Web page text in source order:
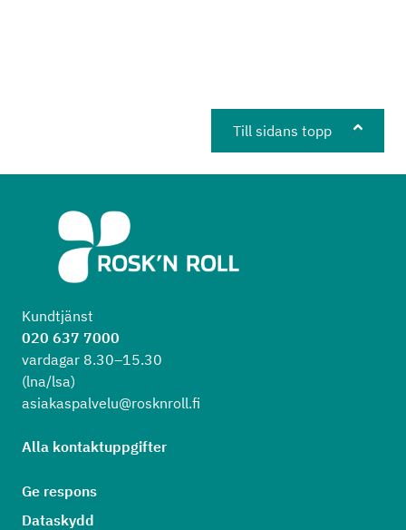
Till sidans topp
Kundtjänst
020 637 7000
vardagar 8.30–15.30
(lna/lsa)
asiakaspalvelu@rosknroll.fi
Alla kontaktuppgifter
Ge respons
Dataskydd